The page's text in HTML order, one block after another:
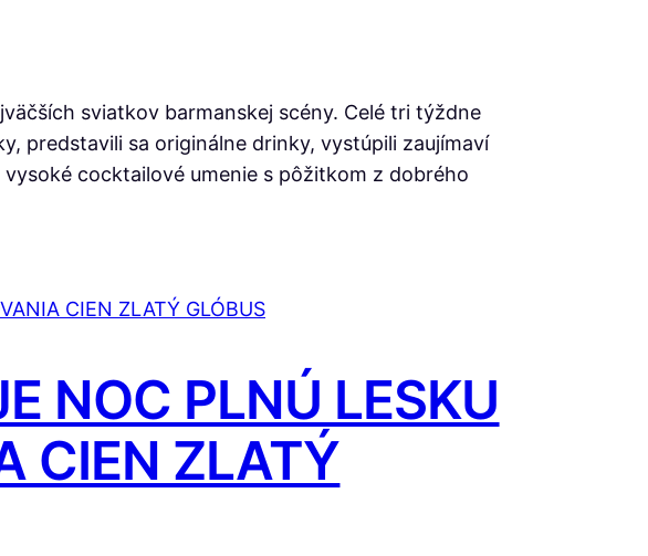
sviatkov barmanskej scény. Celé tri týždne
predstavili sa originálne drinky, vystúpili zaujímaví
cocktailové umenie s pôžitkom z dobrého
NOC PLNÚ LESKU
CIEN ZLATÝ